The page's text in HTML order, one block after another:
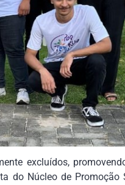
excluídos,
do Núcleo de Promoção